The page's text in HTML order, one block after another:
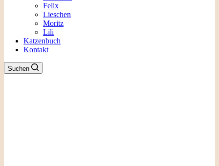
Felix
Lieschen
Moritz
Lili
Katzenbuch
Kontakt
Suchen